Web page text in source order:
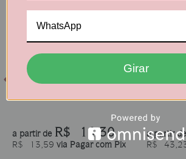
Biscoito Sequilho de
a partir de R$ 14,30
R$ 13,59via Pagar com Pix
a partir de
R$
Girar